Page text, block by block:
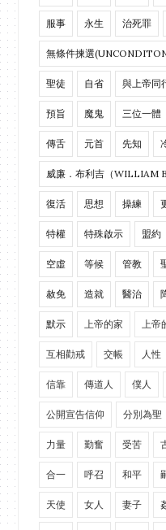
服事 永生 治死罪
無條件揀選
聖徒 自省 與上帝同
預旨 魔鬼 三位一體
傳舌 元首 先知
威廉．布利吉（WILLIAM
復活 思想 操練
特權 特殊啟示 盟約
空虛 等候 管教
赦免 造就 醫治
默示 上帝的家 上帝
互相勸戒 交帳 人性
信靠 傳道人 僕人
公開宣告信仰 分別為聖
力量 勤奮 受苦
合一 呼召 和平
天使 女人 妻子